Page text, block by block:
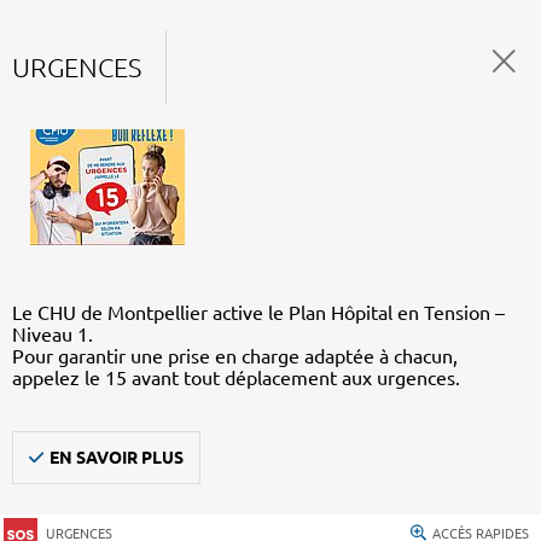
URGENCES
Le CHU de Montpellier active le Plan Hôpital en Tension –
Niveau 1.
Pour garantir une prise en charge adaptée à chacun,
appelez le 15 avant tout déplacement aux urgences.
EN SAVOIR PLUS
URGENCES ACCÈS RAPIDES